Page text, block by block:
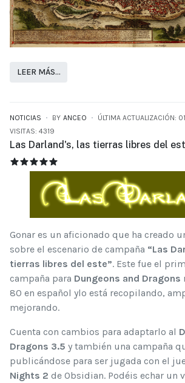
LEER MÁS…
NOTICIAS BY ANCEO
ÚLTIMA ACTUALIZACIÓN:
VISITAS: 4319
Las Darland's, las tierras libres del
LAS DARLAND'S, LAS TIERRAS LIBRES DEL ESTE
RATIO:5/5
Gonar es un aficionado que ha creado
sobre el escenario de campaña “Las
tierras libres del este”. Este fue el
campaña para Dungeons and Dragons
80 en español ylo está recopilando,
mejorando.
Cuenta con cambios para adaptarlo al
Dragons 3.5 y también una campaña
publicándose para ser jugada con el
Nights 2 de Obsidian. Podéis echar un